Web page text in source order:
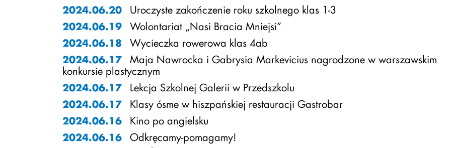
2024.06.20 Uroczyste zakończenie roku szkolnego klas 1-3
2024.06.19 Wolontariat „Nasi Bracia Mniejsi”
2024.06.18 Wycieczka rowerowa klas 4ab
2024.06.17
Maja Nawrocka i Gabrysia Markevicius nagrodzone w warszawskim
konkursie plastycznym
2024.06.17 Lekcja Szkolnej Galerii w Przedszkolu
2024.06.17 Klasy ósme w hiszpańskiej restauracji Gastrobar
2024.06.16 Kino po angielsku
2024.06.16 Odkręcamy-pomagamy!